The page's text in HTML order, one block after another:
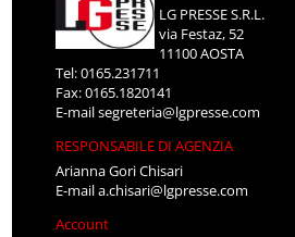
LG PRESSE S.R.L.
via Festaz, 52
11100 AOSTA
Tel: 0165.231711
Fax: 0165.1820141
E-mailsegreteria@lgpresse.com
RESPONSABILE DI AGENZIA
Arianna Gori Chisari
E-maila.chisari@lgpresse.com
Account